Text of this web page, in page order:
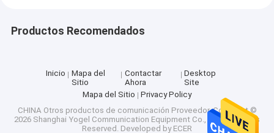
Productos Recomendados
Inicio
Mapa del
Sitio
Contactar
Ahora
Desktop
Site
Mapa del Sitio
Privacy Policy
CHINA Otros productos de comunicación Proveedor.Copyright ©
2026 Shanghai Yogel Communication Equipment Co., Ltd.. All Rights
Reserved. Developed by ECER